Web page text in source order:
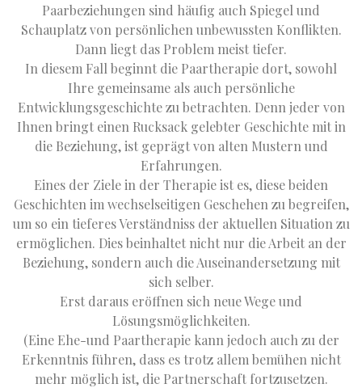
Paarbeziehungen sind häufig auch Spiegel und
Schauplatz von persönlichen unbewussten Konflikten.
Dann liegt das Problem meist tiefer.
In diesem Fall beginnt die Paartherapie dort, sowohl
Ihre gemeinsame als auch persönliche
Entwicklungsgeschichte zu betrachten. Denn jeder von
Ihnen bringt einen Rucksack gelebter Geschichte mit in
die Beziehung, ist geprägt von alten Mustern und
Erfahrungen.
Eines der Ziele in der Therapie ist es, diese beiden
Geschichten im wechselseitigen Geschehen zu begreifen,
um so ein tieferes Verständniss der aktuellen Situation zu
ermöglichen. Dies beinhaltet nicht nur die Arbeit an der
Beziehung, sondern auch die Auseinandersetzung mit
sich selber.
Erst daraus eröffnen sich neue Wege und
Lösungsmöglichkeiten.
(Eine Ehe-und Paartherapie kann jedoch auch zu der
Erkenntnis führen, dass es trotz allem bemühen nicht
mehr möglich ist, die Partnerschaft fortzusetzen.